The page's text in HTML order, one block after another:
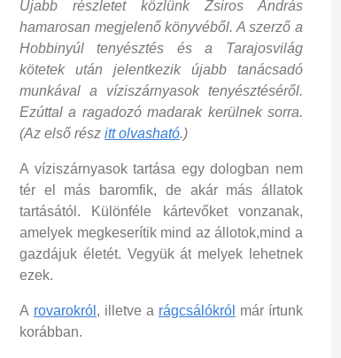
Újabb részletet közlünk Zsiros András
hamarosan megjelenő könyvéből. A szerző a
Hobbinyúl tenyésztés és a Tarajosvilág
kötetek után jelentkezik újabb tanácsadó
munkával a víziszárnyasok tenyésztéséről.
Ezúttal a ragadozó madarak kerülnek sorra.
(Az első rész itt olvasható.)
A víziszárnyasok tartása egy dologban nem
tér el más baromfik, de akár más állatok
tartásától. Különféle kártevőket vonzanak,
amelyek megkeserítik mind az állotok,mind a
gazdájuk életét. Vegyük át melyek lehetnek
ezek.
A rovarokról , illetve a rágcsálókról már írtunk
korábban.